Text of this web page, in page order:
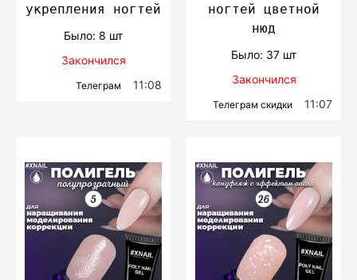
укрепления ногтей
Было: 8 шт
Закончился
Телеграм 11:08
ногтей цветной
нюд
Было: 37 шт
Закончился
Телеграм скидки 11:07